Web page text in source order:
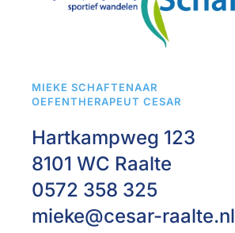
MIEKE SCHAFTENAAR
OEFENTHERAPEUT CESAR
Hartkampweg 123
8101 WC Raalte
0572 358 325
mieke@cesar-raalte.nl